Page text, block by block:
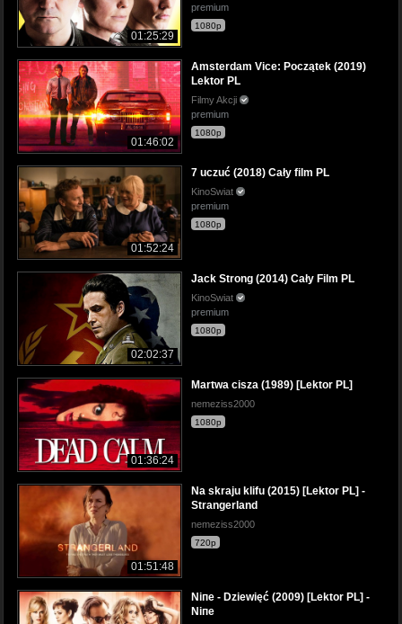
01:25:29
premium
1080p
01:46:02
Amsterdam Vice: Początek (2019)
Lektor PL
Filmy Akcji
premium
1080p
01:52:24
7 uczuć (2018) Cały film PL
KinoSwiat
premium
1080p
02:02:37
Jack Strong (2014) Cały Film PL
KinoSwiat
premium
1080p
01:36:24
Martwa cisza (1989) [Lektor PL]
nemeziss2000
1080p
01:51:48
Na skraju klifu (2015) [Lektor PL] -
Strangerland
nemeziss2000
720p
Niпe - Dziewięć (2009) [Lektor PL] -
Niпe